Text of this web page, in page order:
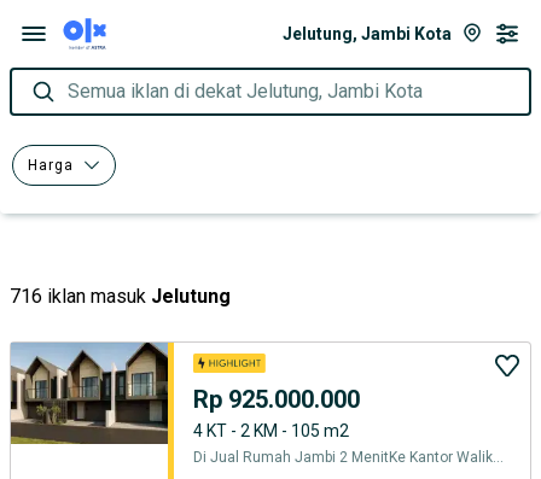
Jelutung, Jambi Kota
Semua iklan di dekat Jelutung, Jambi Kota
Harga
716 iklan masuk Jelutung
Rp 925.000.000
4 KT - 2 KM - 105 m2
Di Jual Rumah Jambi 2 MenitKe Kantor Walikota Jambi